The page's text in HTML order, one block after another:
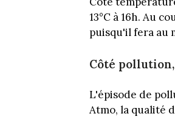
13°C à 16h. Au
puisqu'il fera au
Côté
L'épisode de
Atmo, la qualité